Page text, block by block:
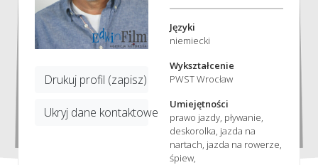
Drukuj profil (zapisz)
Ukryj dane kontaktowe
Języki
niemiecki
Wykształcenie
PWST Wrocław
Umiejętności
prawo jazdy, pływanie,
deskorolka, jazda na
nartach, jazda na rowerze,
śpiew,